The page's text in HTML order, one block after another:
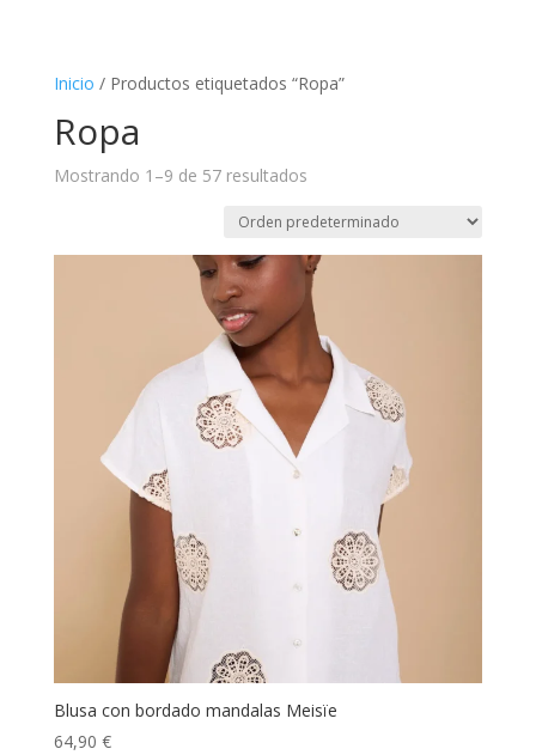
Inicio / Productos etiquetados “Ropa”
Ropa
Mostrando 1–9 de 57 resultados
Blusa con bordado mandalas Meisïe
64,90 €